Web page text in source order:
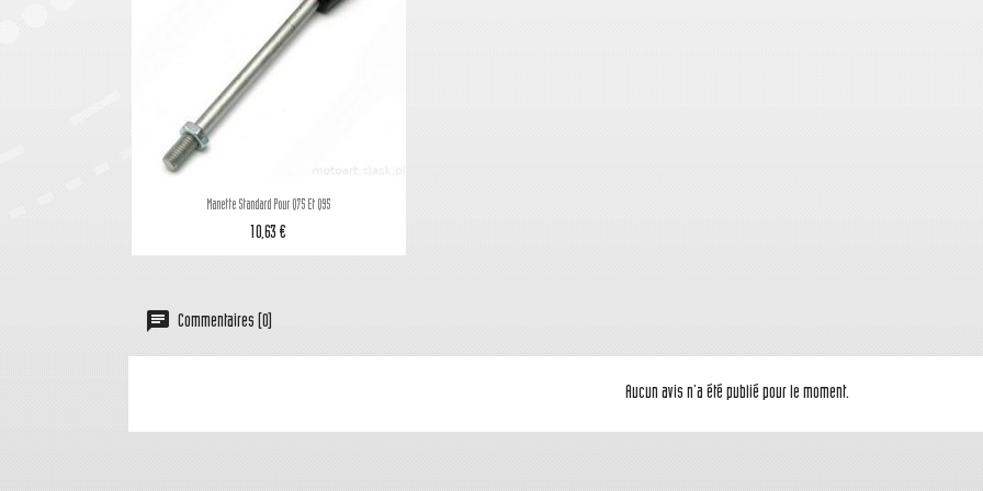
Aperçu rapide
Manette Standard Pour Q75 Et Q95
10,63 €
Commentaires (0)
Aucun avis n'a été publié pour le moment.